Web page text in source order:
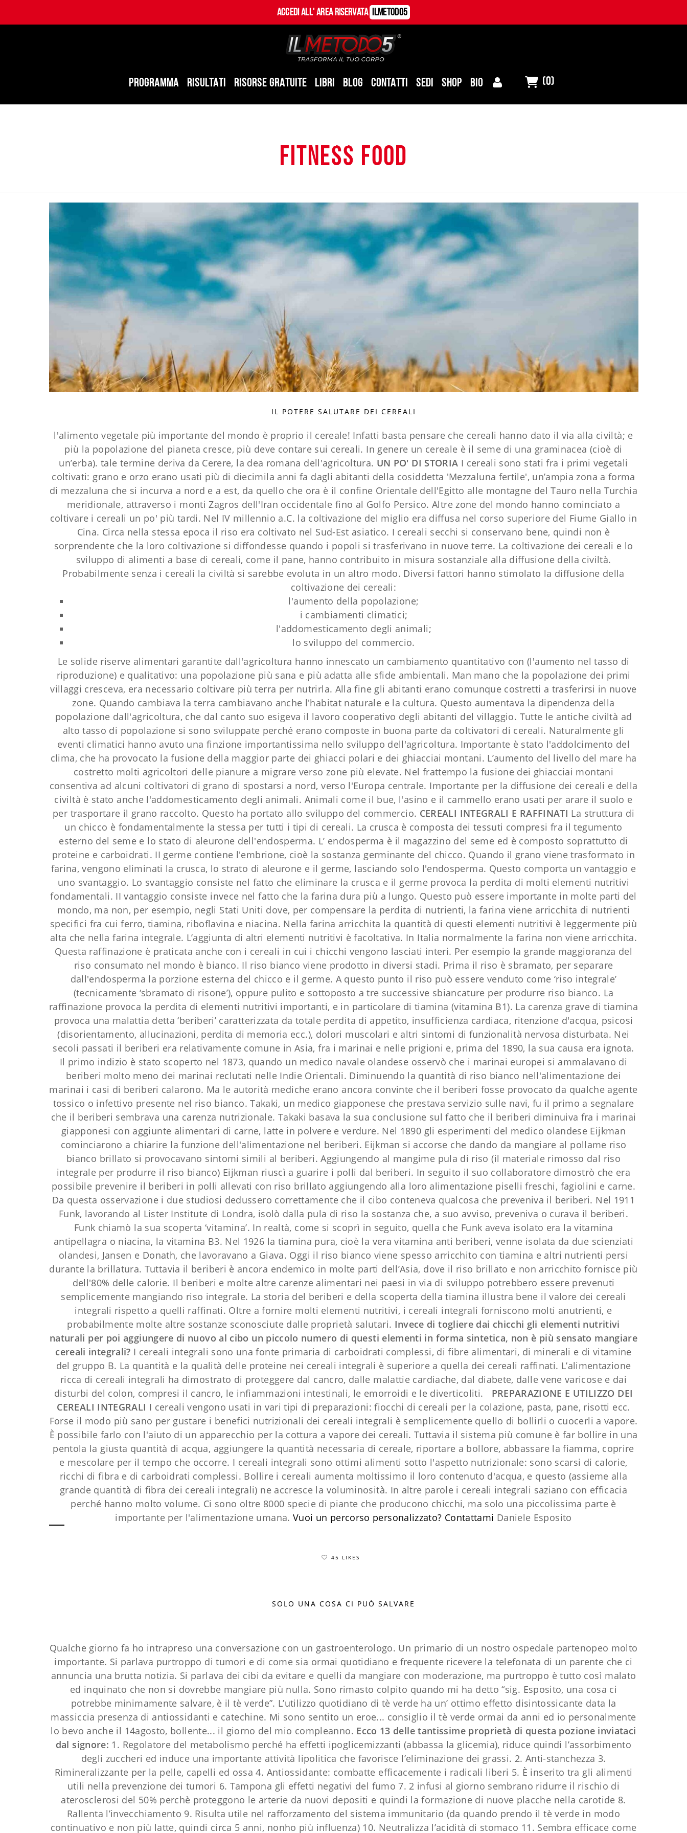
Accedi all' Area Riservata ILMetodo5
PROGRAMMA RISULTATI RISORSE GRATUITE LIBRI BLOG CONTATTI SEDI SHOP BIO (0)
fitness food
IL POTERE SALUTARE DEI CEREALI
l'alimento vegetale più importante del mondo è proprio il cereale! Infatti basta pensare che cereali hanno dato il via alla civiltà; e
più la popolazione del pianeta cresce, più deve contare sui cereali. In genere un cereale è il seme di una graminacea (cioè di
un’erba). tale termine deriva da Cerere, la dea romana dell'agricoltura. UN PO' DI STORIA I cereali sono stati fra i primi vegetali
coltivati: grano e orzo erano usati più di diecimila anni fa dagli abitanti della cosiddetta 'Mezzaluna fertile', un’ampia zona a forma
di mezzaluna che si incurva a nord e a est, da quello che ora è il confine Orientale dell'Egitto alle montagne del Tauro nella Turchia
meridionale, attraverso i monti Zagros dell'Iran occidentale fino al Golfo Persico. Altre zone del mondo hanno cominciato a
coltivare i cereali un po' più tardi. Nel IV millennio a.C. la coltivazione del miglio era diffusa nel corso superiore del Fiume Giallo in
Cina. Circa nella stessa epoca il riso era coltivato nel Sud-Est asiatico. I cereali secchi si conservano bene, quindi non è
sorprendente che la loro coltivazione si diffondesse quando i popoli si trasferivano in nuove terre. La coltivazione dei cereali e lo
sviluppo di alimenti a base di cereali, come il pane, hanno contribuito in misura sostanziale alla diffusione della civiltà.
Probabilmente senza i cereali la civiltà si sarebbe evoluta in un altro modo. Diversi fattori hanno stimolato la diffusione della
coltivazione dei cereali:
l'aumento della popolazione;
i cambiamenti climatici;
l'addomesticamento degli animali;
lo sviluppo del commercio.
Le solide riserve alimentari garantite dall'agricoltura hanno innescato un cambiamento quantitativo con (l'aumento nel tasso di
riproduzione) e qualitativo: una popolazione più sana e più adatta alle sfide ambientali. Man mano che la popolazione dei primi
villaggi cresceva, era necessario coltivare più terra per nutrirla. Alla fine gli abitanti erano comunque costretti a trasferirsi in nuove
zone. Quando cambiava la terra cambiavano anche l'habitat naturale e la cultura. Questo aumentava la dipendenza della
popolazione dall'agricoltura, che dal canto suo esigeva il lavoro cooperativo degli abitanti del villaggio. Tutte le antiche civiltà ad
alto tasso di popolazione si sono sviluppate perché erano composte in buona parte da coltivatori di cereali. Naturalmente gli
eventi climatici hanno avuto una finzione importantissima nello sviluppo dell'agricoltura. Importante è stato l'addolcimento del
clima, che ha provocato la fusione della maggior parte dei ghiacci polari e dei ghiacciai montani. L’aumento del livello del mare ha
costretto molti agricoltori delle pianure a migrare verso zone più elevate. Nel frattempo la fusione dei ghiacciai montani
consentiva ad alcuni coltivatori di grano di spostarsi a nord, verso l'Europa centrale. Importante per la diffusione dei cereali e della
civiltà è stato anche l'addomesticamento degli animali. Animali come il bue, l'asino e il cammello erano usati per arare il suolo e
per trasportare il grano raccolto. Questo ha portato allo sviluppo del commercio. CEREALI INTEGRALI E RAFFINATI La struttura di
un chicco è fondamentalmente la stessa per tutti i tipi di cereali. La crusca è composta dei tessuti compresi fra il tegumento
esterno del seme e lo stato di aleurone dell'endosperma. L’ endosperma è il magazzino del seme ed è composto soprattutto di
proteine e carboidrati. II germe contiene l'embrione, cioè la sostanza germinante del chicco. Quando il grano viene trasformato in
farina, vengono eliminati la crusca, lo strato di aleurone e il germe, lasciando solo l'endosperma. Questo comporta un vantaggio e
uno svantaggio. Lo svantaggio consiste nel fatto che eliminare la crusca e il germe provoca la perdita di molti elementi nutritivi
fondamentali. II vantaggio consiste invece nel fatto che la farina dura più a lungo. Questo può essere importante in molte parti del
mondo, ma non, per esempio, negli Stati Uniti dove, per compensare la perdita di nutrienti, la farina viene arricchita di nutrienti
specifici fra cui ferro, tiamina, riboflavina e niacina. Nella farina arricchita la quantità di questi elementi nutritivi è leggermente più
alta che nella farina integrale. L’aggiunta di altri elementi nutritivi è facoltativa. In Italia normalmente la farina non viene arricchita.
Questa raffinazione è praticata anche con i cereali in cui i chicchi vengono lasciati interi. Per esempio la grande maggioranza del
riso consumato nel mondo è bianco. Il riso bianco viene prodotto in diversi stadi. Prima il riso è sbramato, per separare
dall'endosperma la porzione esterna del chicco e il germe. A questo punto il riso può essere venduto come ‘riso integrale’
(tecnicamente ‘sbramato di risone’), oppure pulito e sottoposto a tre successive sbiancature per produrre riso bianco. La
raffinazione provoca la perdita di elementi nutritivi importanti, e in particolare di tiamina (vitamina B1). La carenza grave di tiamina
provoca una malattia detta ‘beriberi’ caratterizzata da totale perdita di appetito, insufficienza cardiaca, ritenzione d'acqua, psicosi
(disorientamento, allucinazioni, perdita di memoria ecc.), dolori muscolari e altri sintomi di funzionalità nervosa disturbata. Nei
secoli passati il beriberi era relativamente comune in Asia, fra i marinai e nelle prigioni e, prima del 1890, la sua causa era ignota.
Il primo indizio è stato scoperto nel 1873, quando un medico navale olandese osservò che i marinai europei si ammalavano di
beriberi molto meno dei marinai reclutati nelle Indie Orientali. Diminuendo la quantità di riso bianco nell'alimentazione dei
marinai i casi di beriberi calarono. Ma le autorità mediche erano ancora convinte che il beriberi fosse provocato da qualche agente
tossico o infettivo presente nel riso bianco. Takaki, un medico giapponese che prestava servizio sulle navi, fu il primo a segnalare
che il beriberi sembrava una carenza nutrizionale. Takaki basava la sua conclusione sul fatto che il beriberi diminuiva fra i marinai
giapponesi con aggiunte alimentari di carne, latte in polvere e verdure. Nel 1890 gli esperimenti del medico olandese Eijkman
cominciarono a chiarire la funzione dell'alimentazione nel beriberi. Eijkman si accorse che dando da mangiare al pollame riso
bianco brillato si provocavano sintomi simili al beriberi. Aggiungendo al mangime pula di riso (il materiale rimosso dal riso
integrale per produrre il riso bianco) Eijkman riuscì a guarire i polli dal beriberi. In seguito il suo collaboratore dimostrò che era
possibile prevenire il beriberi in polli allevati con riso brillato aggiungendo alla loro alimentazione piselli freschi, fagiolini e carne.
Da questa osservazione i due studiosi dedussero correttamente che il cibo conteneva qualcosa che preveniva il beriberi. Nel 1911
Funk, lavorando al Lister Institute di Londra, isolò dalla pula di riso la sostanza che, a suo avviso, preveniva o curava il beriberi.
Funk chiamò la sua scoperta ‘vitamina’. In realtà, come si scoprì in seguito, quella che Funk aveva isolato era la vitamina
antipellagra o niacina, la vitamina B3. Nel 1926 la tiamina pura, cioè la vera vitamina anti beriberi, venne isolata da due scienziati
olandesi, Jansen e Donath, che lavoravano a Giava. Oggi il riso bianco viene spesso arricchito con tiamina e altri nutrienti persi
durante la brillatura. Tuttavia il beriberi è ancora endemico in molte parti dell’Asia, dove il riso brillato e non arricchito fornisce più
dell'80% delle calorie. Il beriberi e molte altre carenze alimentari nei paesi in via di sviluppo potrebbero essere prevenuti
semplicemente mangiando riso integrale. La storia del beriberi e della scoperta della tiamina illustra bene il valore dei cereali
integrali rispetto a quelli raffinati. Oltre a fornire molti elementi nutritivi, i cereali integrali forniscono molti anutrienti, e
probabilmente molte altre sostanze sconosciute dalle proprietà salutari. Invece di togliere dai chicchi gli elementi nutritivi
naturali per poi aggiungere di nuovo al cibo un piccolo numero di questi elementi in forma sintetica, non è più sensato mangiare
cereali integrali? I cereali integrali sono una fonte primaria di carboidrati complessi, di fibre alimentari, di minerali e di vitamine
del gruppo B. La quantità e la qualità delle proteine nei cereali integrali è superiore a quella dei cereali raffinati. L’alimentazione
ricca di cereali integrali ha dimostrato di proteggere dal cancro, dalle malattie cardiache, dal diabete, dalle vene varicose e dai
disturbi del colon, compresi il cancro, le infiammazioni intestinali, le emorroidi e le diverticoliti. PREPARAZIONE E UTILIZZO DEI
CEREALI INTEGRALI I cereali vengono usati in vari tipi di preparazioni: fiocchi di cereali per la colazione, pasta, pane, risotti ecc.
Forse il modo più sano per gustare i benefici nutrizionali dei cereali integrali è semplicemente quello di bollirli o cuocerli a vapore.
È possibile farlo con l'aiuto di un apparecchio per la cottura a vapore dei cereali. Tuttavia il sistema più comune è far bollire in una
pentola la giusta quantità di acqua, aggiungere la quantità necessaria di cereale, riportare a bollore, abbassare la fiamma, coprire
e mescolare per il tempo che occorre. I cereali integrali sono ottimi alimenti sotto l'aspetto nutrizionale: sono scarsi di calorie,
ricchi di fibra e di carboidrati complessi. Bollire i cereali aumenta moltissimo il loro contenuto d'acqua, e questo (assieme alla
grande quantità di fibra dei cereali integrali) ne accresce la voluminosità. In altre parole i cereali integrali saziano con efficacia
perché hanno molto volume. Ci sono oltre 8000 specie di piante che producono chicchi, ma solo una piccolissima parte è
importante per l'alimentazione umana.Vuoi un percorso personalizzato? Contattami Daniele Esposito
45 LIKES
SOLO UNA COSA CI PUÒ SALVARE
Qualche giorno fa ho intrapreso una conversazione con un gastroenterologo. Un primario di un nostro ospedale partenopeo molto
importante. Si parlava purtroppo di tumori e di come sia ormai quotidiano e frequente ricevere la telefonata di un parente che ci
annuncia una brutta notizia. Si parlava dei cibi da evitare e quelli da mangiare con moderazione, ma purtroppo è tutto così malato
ed inquinato che non si dovrebbe mangiare più nulla. Sono rimasto colpito quando mi ha detto “sig. Esposito, una cosa ci
potrebbe minimamente salvare, è il tè verde”. L’utilizzo quotidiano di tè verde ha un’ ottimo effetto disintossicante data la
massiccia presenza di antiossidanti e catechine. Mi sono sentito un eroe... consiglio il tè verde ormai da anni ed io personalmente
lo bevo anche il 14agosto, bollente... il giorno del mio compleanno. Ecco 13 delle tantissime proprietà di questa pozione inviataci
dal signore: 1. Regolatore del metabolismo perché ha effetti ipoglicemizzanti (abbassa la glicemia), riduce quindi l’assorbimento
degli zuccheri ed induce una importante attività lipolitica che favorisce l’eliminazione dei grassi. 2. Anti-stanchezza 3.
Rimineralizzante per la pelle, capelli ed ossa 4. Antiossidante: combatte efficacemente i radicali liberi 5. È inserito tra gli alimenti
utili nella prevenzione dei tumori 6. Tampona gli effetti negativi del fumo 7. 2 infusi al giorno sembrano ridurre il rischio di
aterosclerosi del 50% perchè proteggono le arterie da nuovi depositi e quindi la formazione di nuove placche nella carotide 8.
Rallenta l’invecchiamento 9. Risulta utile nel rafforzamento del sistema immunitario (da quando prendo il tè verde in modo
continuativo e non più latte, quindi circa 5 anni, nonho più influenza) 10. Neutralizza l’acidità di stomaco 11. Sembra efficace come